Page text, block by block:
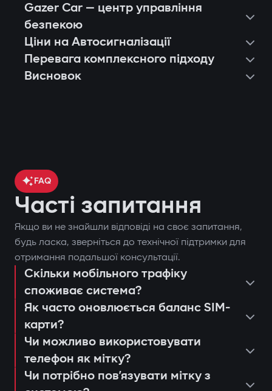
контроль місцезнаходження
автомобіля через GPS;
блокування двигуна при спробі
несанкціонованого запуску;
сповіщення через застосунок Gazer
Car;
дистанційний автозапуск двигуна;
ведення журналу подій та спроб
Захист від «електронної вудки»
Використання цифрової мітки з
шифруванням AES128, яку неможливо
Gazer Car — центр управління
безпекою
поставити чи зняти автомобіль з
охорони;
запустити двигун дистанційно;
переглянути останні спрацьовування
або дії системи;
налаштувати push-сповіщення та
Ціни на Автосигналізації
консультація та підбір оптимальної
Перевага комплексного підходу
Висновок
FAQ
Часті запитання
Якщо ви не знайшли відповіді на своє запитання,
будь ласка, зверніться до технічної підтримки для
отримання подальшої консультації.
Скільки мобільного трафіку
споживає система?
Як часто оновлюється баланс SIM-
карти?
Чи можливо використовувати
телефон як мітку?
Чи потрібно повʼязувати мітку з